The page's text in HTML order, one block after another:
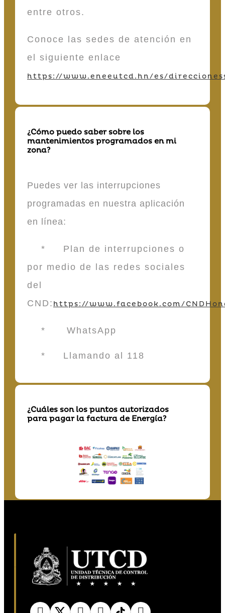
entre otros.
Conoce las sedes de atención en
el siguiente enlace
https://www.eneeutcd.hn/es/
¿Cómo puedo saber sobre los
mantenimientos programados en mi
zona?
Puedes ver las interrupciones
programadas en nuestra aplicación
en línea:
* Plan de interrupciones o
por medio de las redes sociales
del
CND: https://www.facebook.com/
* WhatsApp
* Llamando al 118
¿Cuáles son los puntos autorizados
para pagar la factura de Energía?